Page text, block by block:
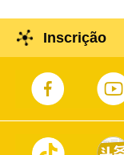
Inscrição